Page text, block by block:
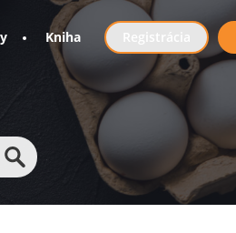
Kniha
User
account
menu
Registrácia